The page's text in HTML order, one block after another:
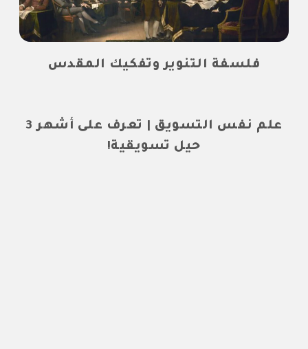
فلسفة التنوير وتفكيك المقدس
علم نفس التسويق | تعرف على أشهر 3
حيل تسويقية!